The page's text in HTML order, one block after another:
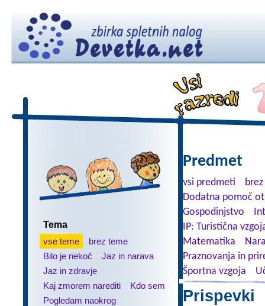
Tema
vse teme
brez teme
Bilo je nekoč
Jaz in narava
Jaz in zdravje
Kaj zmorem narediti
Kdo sem
Pogledam naokrog
Predmet
vsi predmeti
Dodatna pomoč
Gospodinjstvo
IP: Turistična
Matematika
Praznovanja in
Športna vzgoja
Prispevki